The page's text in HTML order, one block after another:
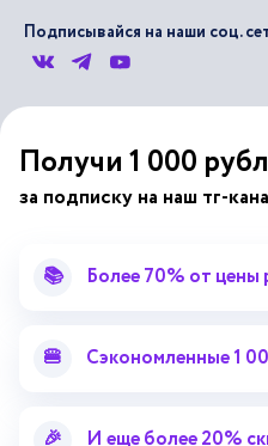
Подписывайся на наши соц.
Лекторий
Методические указания
Статьи от экспертов
Работа для преподавателей
Получи 1 000
за подписку на наш тг-
📚 Более 70% от цены
🍔 Сэкономленные 1
🎉 И еще более 20%